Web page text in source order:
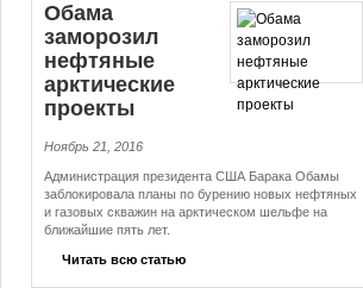
Обама
заморозил
нефтяные
арктические
проекты
Ноябрь 21, 2016
Администрация президента США Барака Обамы
заблокировала планы по бурению новых нефтяных
и газовых скважин на арктическом шельфе на
ближайшие пять лет.
Читать всю статью